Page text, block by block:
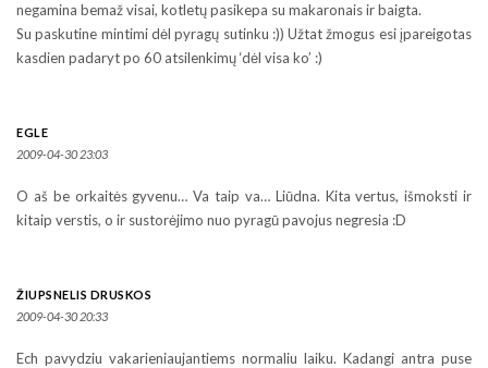
negamina bemaž visai, kotletų pasikepa su makaronais ir baigta.
Su paskutine mintimi dėl pyragų sutinku :)) Užtat žmogus esi įpareigotas
kasdien padaryt po 60 atsilenkimų ‘dėl visa ko’ :)
EGLE
2009-04-30 23:03
O aš be orkaitės gyvenu… Va taip va… Liūdna. Kita vertus, išmoksti ir
kitaip verstis, o ir sustorėjimo nuo pyragū pavojus negresia :D
ŽIUPSNELIS DRUSKOS
2009-04-30 20:33
Ech pavydziu vakarieniaujantiems normaliu laiku. Kadangi antra puse